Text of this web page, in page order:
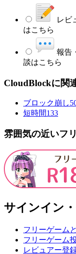
レビ
はこちら
報告
談はこちら
CloudBlockに関
ブロック崩し
短時間133
雰囲気の近いフ
サインイン
フリーゲーム
フリーゲーム
レビュアー登